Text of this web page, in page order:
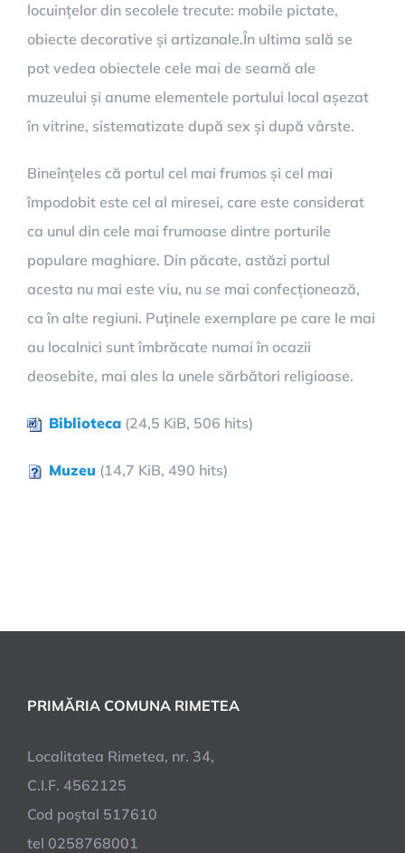
locuințelor din secolele trecute: mobile pictate,
obiecte decorative și artizanale.În ultima sală se
pot vedea obiectele cele mai de seamă ale
muzeului și anume elementele portului local așezat
în vitrine, sistematizate după sex și după vârste.
Bineînțeles că portul cel mai frumos și cel mai
împodobit este cel al miresei, care este considerat
ca unul din cele mai frumoase dintre porturile
populare maghiare. Din păcate, astăzi portul
acesta nu mai este viu, nu se mai confecționează,
ca în alte regiuni. Puținele exemplare pe care le mai
au localnici sunt îmbrăcate numai în ocazii
deosebite, mai ales la unele sărbători religioase.
Biblioteca (24,5 KiB, 506 hits)
Muzeu (14,7 KiB, 490 hits)
PRIMĂRIA COMUNA RIMETEA
Localitatea Rimetea, nr. 34,
C.I.F. 4562125
Cod poştal 517610
tel 0258768001